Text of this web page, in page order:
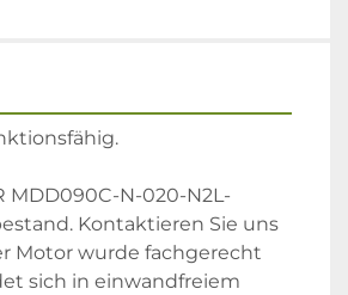
MDD090C-N-020-N2L-
Kontaktieren Sie uns
Motor wurde fachgerecht
sich in einwandfreiem